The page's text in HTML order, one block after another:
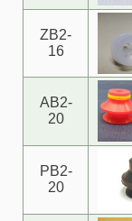
ZB2-
16
AB2-
20
PB2-
20